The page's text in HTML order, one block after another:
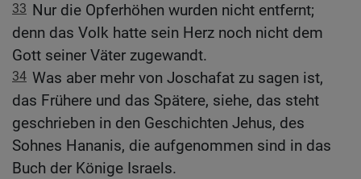
33 Nur die Opferhöhen wurden nicht entfernt;
denn das Volk hatte sein Herz noch nicht dem
Gott seiner Väter zugewandt.
34 Was aber mehr von Joschafat zu sagen ist,
das Frühere und das Spätere, siehe, das steht
geschrieben in den Geschichten Jehus, des
Sohnes Hananis, die aufgenommen sind in das
Buch der Könige Israels.